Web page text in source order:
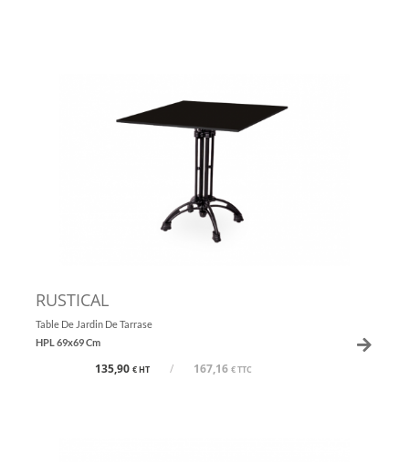
RUSTICAL
Table De Jardin De Tarrase
HPL 69x69 Cm
135,90 € HT / 167,16 € TTC